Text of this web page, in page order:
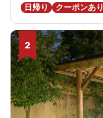
日帰り
クーポンあり
2